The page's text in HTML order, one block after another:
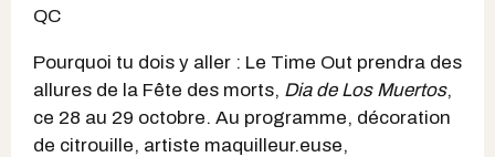
QC
Pourquoi tu dois y aller : Le Time Out prendra des
allures de la Fête des morts, Dia de Los Muertos,
ce 28 au 29 octobre. Au programme, décoration
de citrouille, artiste maquilleur.euse,